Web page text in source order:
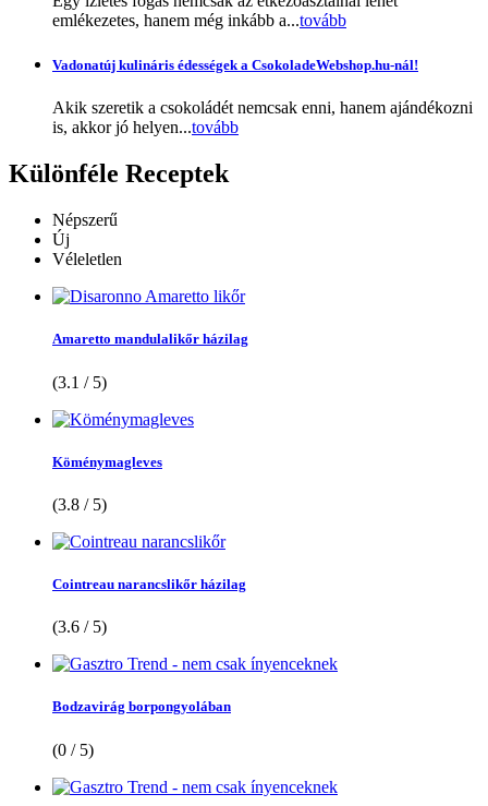
emlékezetes, hanem még inkább a...tovább
Vadonatúj kulináris édességek a CsokoladeWebshop.hu-nál!
Akik szeretik a csokoládét nemcsak enni, hanem ajándékozni
is, akkor jó helyen...tovább
Különféle Receptek
Népszerű
Új
Véleletlen
Amaretto mandulalikőr házilag
(3.1 / 5)
Köménymagleves
(3.8 / 5)
Cointreau narancslikőr házilag
(3.6 / 5)
Bodzavirág borpongyolában
(0 / 5)